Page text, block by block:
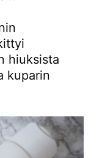
hiuksista
kuparin